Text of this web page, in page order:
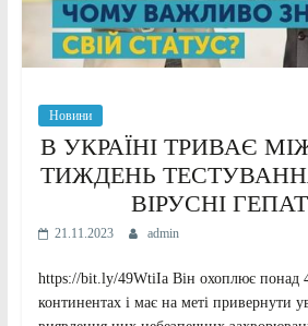
Новини
В УКРАЇНІ ТРИВАЄ
ТИЖДЕНЬ
ВІРУСНІ
21.11.2023 admin
https://bit.ly/49WtiIa Він охоплює понад
континентах і має на меті привернути